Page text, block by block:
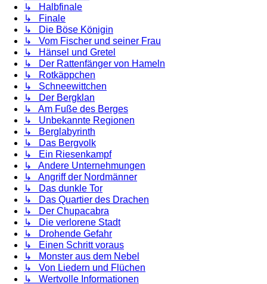
↳ Halbfinale
↳ Finale
↳ Die Böse Königin
↳ Vom Fischer und seiner Frau
↳ Hänsel und Gretel
↳ Der Rattenfänger von Hameln
↳ Rotkäppchen
↳ Schneewittchen
↳ Der Bergklan
↳ Am Fuße des Berges
↳ Unbekannte Regionen
↳ Berglabyrinth
↳ Das Bergvolk
↳ Ein Riesenkampf
↳ Andere Unternehmungen
↳ Angriff der Nordmänner
↳ Das dunkle Tor
↳ Das Quartier des Drachen
↳ Der Chupacabra
↳ Die verlorene Stadt
↳ Drohende Gefahr
↳ Einen Schritt voraus
↳ Monster aus dem Nebel
↳ Von Liedern und Flüchen
↳ Wertvolle Informationen